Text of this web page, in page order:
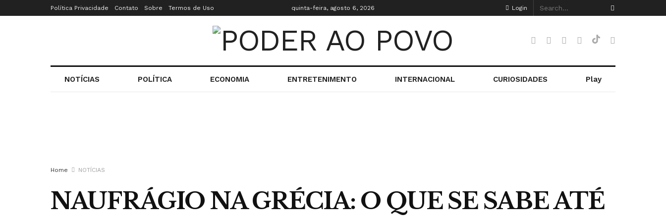
Política Privacidade Contato Sobre Termos de Uso quinta-feira, agosto 6, 2026 Login
NOTÍCIAS POLÍTICA ECONOMIA ENTRETENIMENTO INTERNACIONAL CURIOSIDADES Play
Home NOTÍCIAS
NAUFRÁGIO NA GRÉCIA: O QUE SE SABE ATÉ